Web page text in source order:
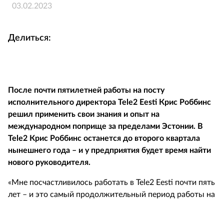
03.02.2023
Делиться:
После почти пятилетней работы на посту
исполнительного директора Tele2 Eesti Крис Роббинс
решил применить свои знания и опыт на
международном поприще за пределами Эстонии. В
Tele2 Крис Роббинс останется до второго квартала
нынешнего года – и у предприятия будет время найти
нового руководителя.
«Мне посчастливилось работать в Tele2 Eesti почти пять
лет – и это самый продолжительный период работы на